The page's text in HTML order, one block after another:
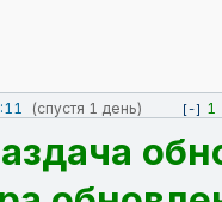
(спустя 1 день) [-] 1